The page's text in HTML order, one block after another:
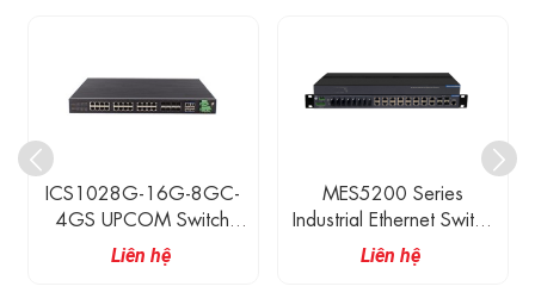
ICS1028G-16G-8GC-
4GS UPCOM Switch
Công Nghiệp Layer 3,
16 Cổng Ethernet
Liên hệ
MES5200 Series
Industrial Ethernet Switch
Gắn Rack 19-Inch 1U
Có Quản Lý 16 Cổng
Liên hệ